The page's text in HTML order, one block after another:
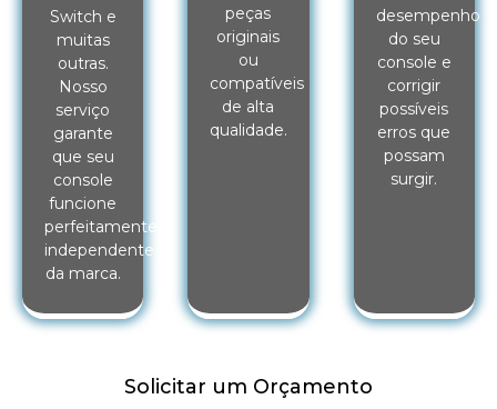
Switch e
muitas
outras.
Nosso
serviço
garante
que seu
console
funcione
perfeitamente,
independente
da marca.
peças
originais
ou
compatíveis
de alta
qualidade.
desempenho
do seu
console e
corrigir
possíveis
erros que
possam
surgir.
Solicitar um Orçamento